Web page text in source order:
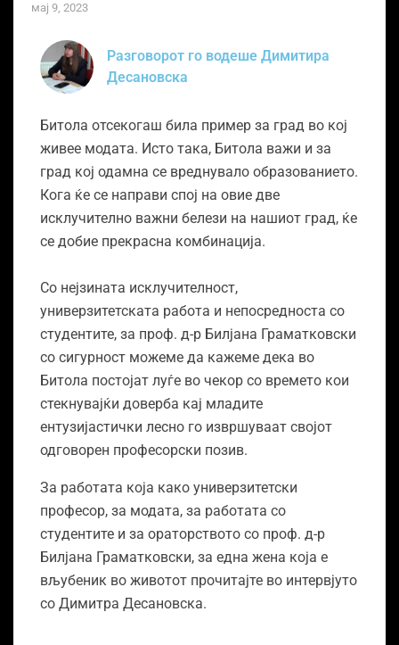
мај 9, 2023
Разговорот го водеше Димитира
Десановска
Битола отсекогаш била пример за град во кој
живее модата. Исто така, Битола важи и за
град кој одамна се вреднувало образованието.
Кога ќе се направи спој на овие две
исклучително важни белези на нашиот град, ќе
се добие прекрасна комбинација.
Со нејзината исклучителност,
универзитетската работа и непосредноста со
студентите, за проф. д-р Билјана Граматковски
со сигурност можеме да кажеме дека во
Битола постојат луѓе во чекор со времето кои
стекнувајќи доверба кај младите
ентузијастички лесно го извршуваат својот
одговорен професорски позив.
За работата која како универзитетски
професор, за модата, за работата со
студентите и за ораторството со проф. д-р
Билјана Граматковски, за една жена која е
вљубеник во животот прочитајте во интервјуто
со Димитра Десановска.